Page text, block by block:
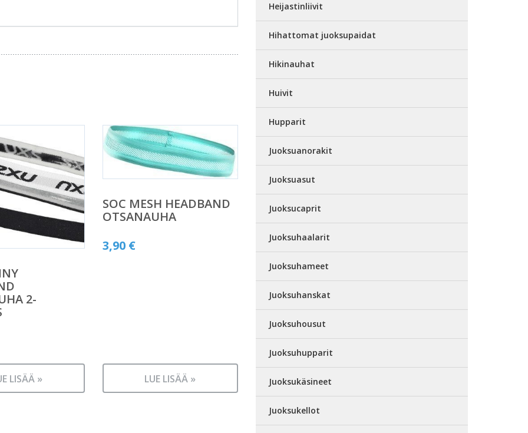
2-
LISÄÄ »
SOC MESH HEADBAND
OTSANAUHA
3,90 €
LUE LISÄÄ »
Heijastinliivit
Hihattomat juoksupaidat
Hikinauhat
Huivit
Hupparit
Juoksuanorakit
Juoksuasut
Juoksucaprit
Juoksuhaalarit
Juoksuhameet
Juoksuhanskat
Juoksuhousut
Juoksuhupparit
Juoksukäsineet
Juoksukellot